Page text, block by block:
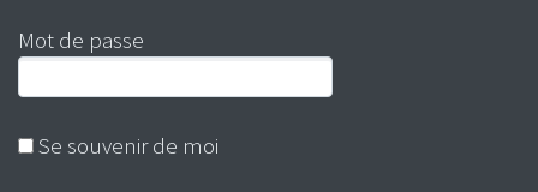
Mot de passe
Se souvenir de moi